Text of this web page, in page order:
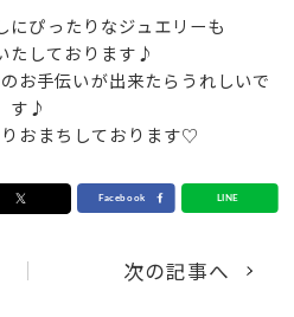
にぴったりなジュエリーも
たしております♪
お手伝いが出来たらうれしいで
す♪
おまちしております♡
次の記事へ